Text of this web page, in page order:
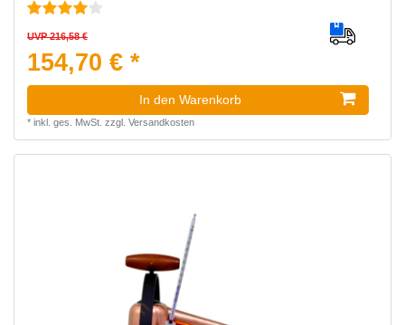
UVP 216,58 €
154,70 € *
In den Warenkorb
* inkl. ges. MwSt. zzgl. Versandkosten